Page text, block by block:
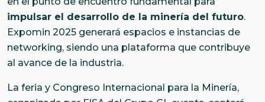
impulsar el desarrollo de la minería del futuro.
Expomin 2025 generará espacios e instancias de
networking, siendo una plataforma que contribuye
al avance de la industria.
La feria y Congreso Internacional para la Minería,